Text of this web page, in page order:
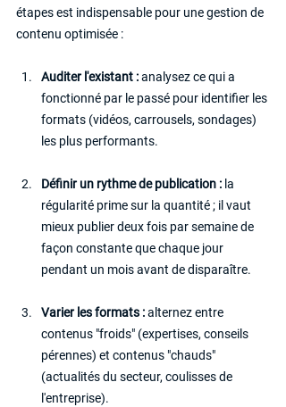
étapes est indispensable pour une gestion de
contenu optimisée :
Auditer l'existant : analysez ce qui a
fonctionné par le passé pour identifier les
formats (vidéos, carrousels, sondages)
les plus performants.
Définir un rythme de publication : la
régularité prime sur la quantité ; il vaut
mieux publier deux fois par semaine de
façon constante que chaque jour
pendant un mois avant de disparaître.
Varier les formats : alternez entre
contenus "froids" (expertises, conseils
pérennes) et contenus "chauds"
(actualités du secteur, coulisses de
l'entreprise).